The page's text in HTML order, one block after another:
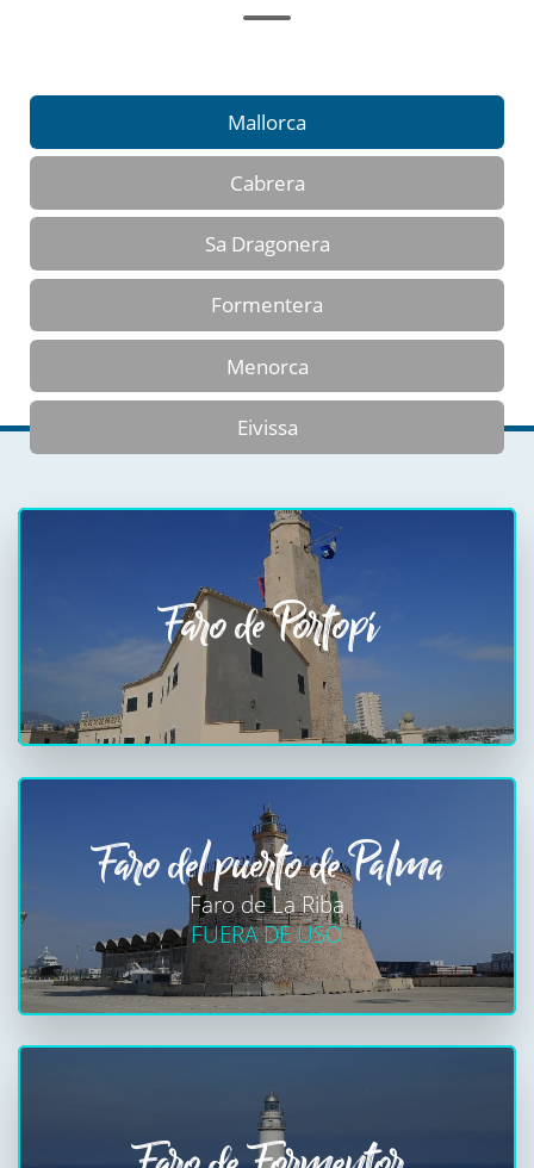
Mallorca
Cabrera
Sa Dragonera
Formentera
Menorca
Eivissa
Faro de Portopí
Faro del puerto de Palma
Faro de La Riba
FUERA DE USO